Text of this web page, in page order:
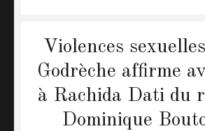
Violences
Godrèche affirme
à Rachida Dati du
Dominique